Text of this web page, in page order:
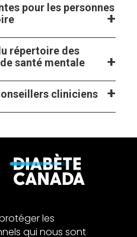
pour les personnes
répertoire des
santé mentale
cliniciens
les
qui nous sont